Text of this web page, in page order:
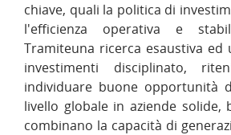
chiave, quali la politica di
l'efficienza operativa e
Tramiteuna ricerca esaustiva ed
investimenti disciplinato,
individuare buone opportunità
livello globale in aziende solide,
combinano la capacità di